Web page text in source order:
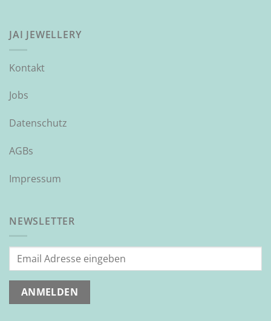
JAI JEWELLERY
Kontakt
Jobs
Datenschutz
AGBs
Impressum
NEWSLETTER